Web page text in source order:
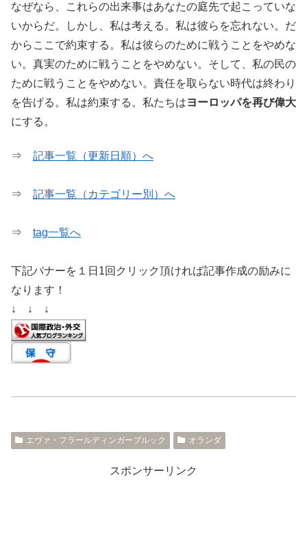
なぜなら、これらの出来事はあなたの庭先で起こっていな
いからだ。しかし、私は考える。私は彼らを忘れない。だ
からここで約束する。私は彼らのために戦うことをやめな
い。真実のために戦うことをやめない。そして、私の民の
ために戦うことをやめない。責任を取らない時代は終わり
を告げる。私は約束する。私たちはヨーロッパを再び偉大
にする。
⇒ 記事一覧（更新日順）へ
⇒ 記事一覧（カテゴリー別）へ
⇒ tag一覧へ
下記バナーを１日1回クリック頂ければ記事作成の励みに
なります！
↓ ↓ ↓
エヴァ・フラールディンガーブルック オランダ
スポンサーリンク